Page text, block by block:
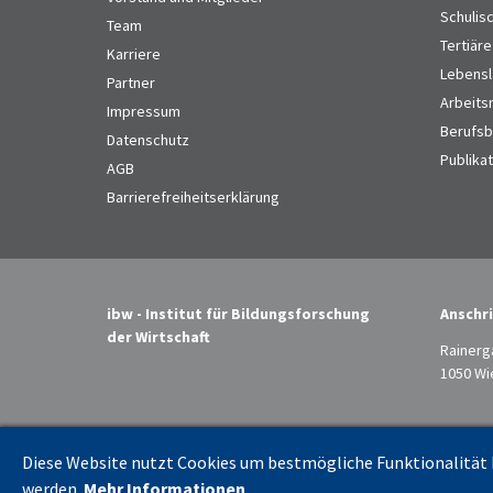
Team
Karriere
Partner
Impressum
Datenschutz
AGB
Barrierefreiheitserklärung
ibw - Institut für Bildungsforschung
der Wirtschaft
1050
Diese Website nutzt Cookies um bestmögliche Funktionalität
werden. Mehr Informationen